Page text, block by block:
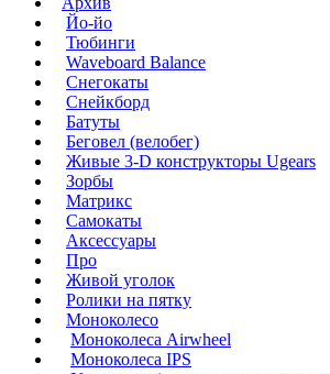
Йо-йо
Тюбинги
Waveboard Balance
Снегокаты
Снейкборд
Батуты
Беговел (велобег)
Живые 3-D конструкторы Ugears
Зорбы
Матрикс
Самокаты
Аксессуары
Про
Живой уголок
Ролики на пятку
Моноколесо
Моноколеса Airwheel
Моноколеса IPS